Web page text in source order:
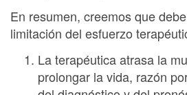
En resumen, creemos que
limitación del esfuerzo
La terapéutica atrasa la
prolongar la vida, razón